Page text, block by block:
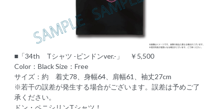
■「34th Tシャツ -ピンドンver.-」 ￥5,500
Color：Black Size：Free
サイズ：約 着丈78、身幅64、肩幅61、袖丈27cm
※若干の誤差が発生する場合がございます。誤差は予めご了
承ください。
ドン・ペニシリンTシャツ！